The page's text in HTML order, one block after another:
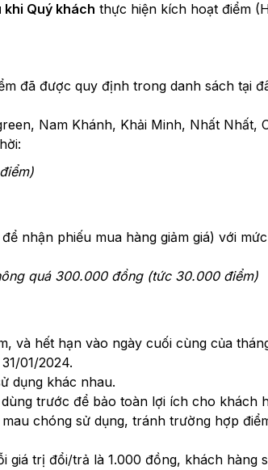
khi Quý khách thực hiện kích hoạt điểm
đã được quy định trong danh sách tại
Nam Khánh, Khải Minh, Nhất Nhất,
nhận phiếu mua hàng giảm giá) với
quá 300.000 đồng (tức 30.000 điểm)
và hết hạn vào ngày cuối cùng của
01/2024.
dụng khác nhau.
trước để bảo toàn lợi ích cho khách
chóng sử dụng, tránh trường hợp
trị đổi/trả là 1.000 đồng, khách hàng